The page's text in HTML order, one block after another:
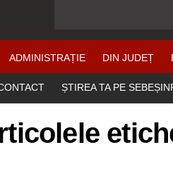
ADMINISTRAȚIE DIN JUDEȚ
ȘTIREA TA PE